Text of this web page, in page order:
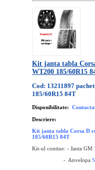
Kit janta tabla
WT200 185/60R15
Cod: 13211897
185/60R15 84T
Disponibilitate:
Descriere:
Kit janta tabla Corsa D
185/60R15 84T
Kit-ul contine: - Janta GM
- Anvelopa